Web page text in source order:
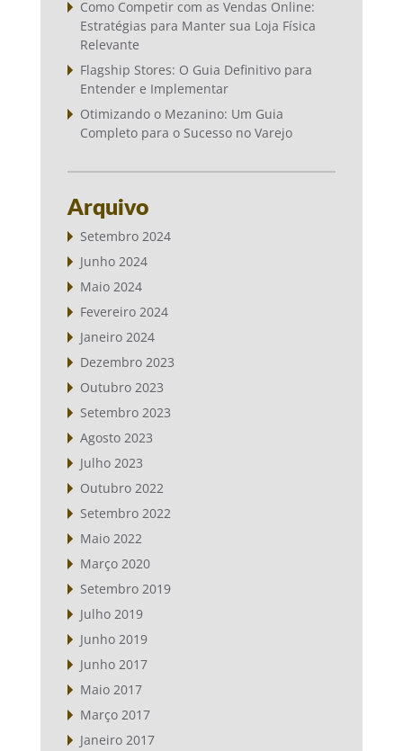
Como Competir com as Vendas Online:
Estratégias para Manter sua Loja Física
Relevante
Flagship Stores: O Guia Definitivo para
Entender e Implementar
Otimizando o Mezanino: Um Guia
Completo para o Sucesso no Varejo
Arquivo
Setembro 2024
Junho 2024
Maio 2024
Fevereiro 2024
Janeiro 2024
Dezembro 2023
Outubro 2023
Setembro 2023
Agosto 2023
Julho 2023
Outubro 2022
Setembro 2022
Maio 2022
Março 2020
Setembro 2019
Julho 2019
Junho 2019
Junho 2017
Maio 2017
Março 2017
Janeiro 2017